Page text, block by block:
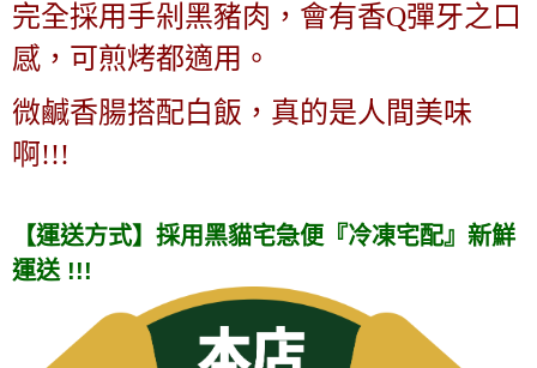
完全採用手剁黑豬肉， 會有香Q彈牙之口
感，可煎烤都適用。
微鹹香腸搭配白飯，真的是人間美味
啊!!!
【運送方式】採用黑貓宅急便『冷凍宅配』新鮮
運送 !!!